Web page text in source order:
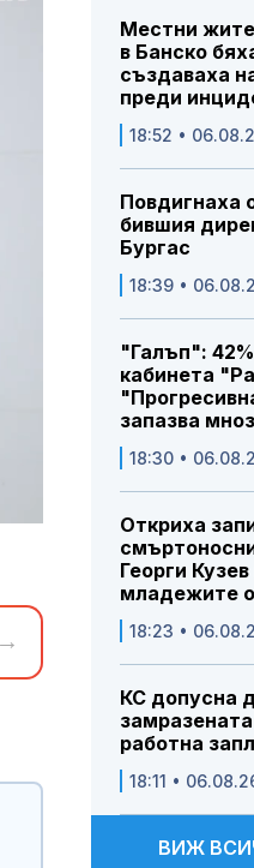
Местни
в Банско
създаваха
преди
18:52 •
Повдигнаха
бившия
Бургас
18:39 •
"Галъп":
кабинета
запазва
18:30 •
Откриха
Георги
младежите
18:23 •
КС допусна
работна
18:11 •
ВИЖ